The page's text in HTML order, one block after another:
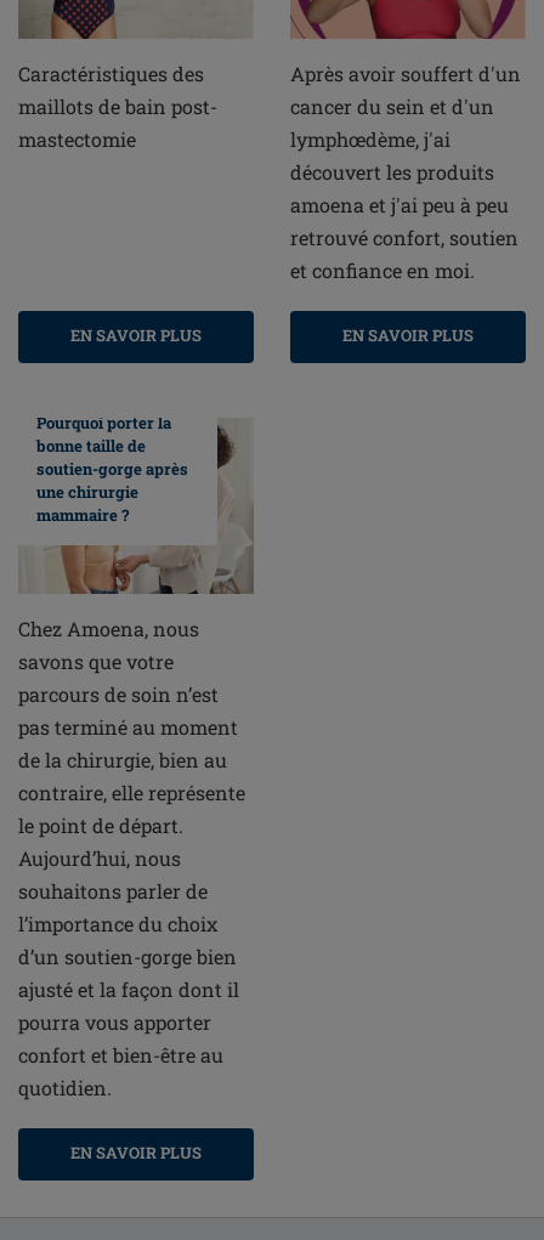
Caractéristiques des
maillots de bain post-
mastectomie
EN SAVOIR PLUS
Après avoir souffert d'un
cancer du sein et d'un
lymphœdème, j'ai
découvert les produits
amoena et j'ai peu à peu
retrouvé confort, soutien
et confiance en moi.
EN SAVOIR PLUS
Pourquoi porter la
bonne taille de
soutien-gorge après
une chirurgie
mammaire ?
Chez Amoena, nous
savons que votre
parcours de soin n’est
pas terminé au moment
de la chirurgie, bien au
contraire, elle représente
le point de départ.
Aujourd’hui, nous
souhaitons parler de
l’importance du choix
d’un soutien-gorge bien
ajusté et la façon dont il
pourra vous apporter
confort et bien-être au
quotidien.
EN SAVOIR PLUS